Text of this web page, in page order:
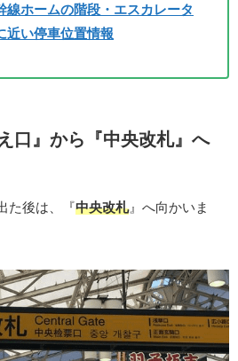
線ホームの階段・エスカレータ
近い停車位置情報
口』から『中央改札』へ
た後は、『中央改札』へ向かいま